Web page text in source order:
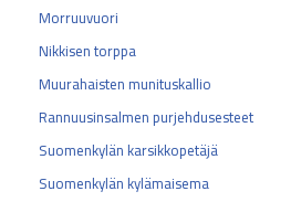
Morruuvuori
Nikkisen torppa
Muurahaisten munituskallio
Rannuusinsalmen purjehdusesteet
Suomenkylän karsikkopetäjä
Suomenkylän kylämaisema